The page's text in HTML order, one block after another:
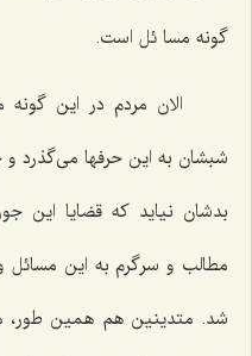
گونه مسا ئل است.
الان مردم در این
شبشان به این حرفها می‌گذرد
بدشان نیاید که قضایا این
مطالب و سرگرم به این مسائل
شد. متدینین هم همین طور،